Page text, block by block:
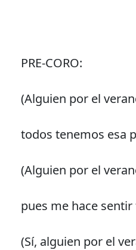
PRE-CORO:
(Alguien por el
todos tenemos esa
(Alguien por el
pues me hace
(Sí, alguien por el